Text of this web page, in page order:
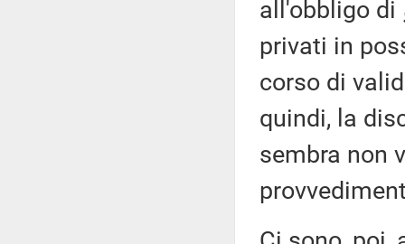
all'obbligo di
privati in
corso di
quindi, la
sembra non